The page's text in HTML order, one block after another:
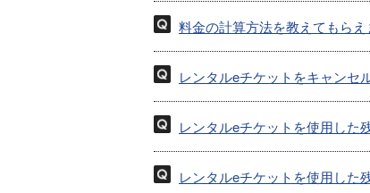
料金の計算方法を教えてもらえ
レンタルeチケットをキャンセ
レンタルeチケットを使用した
レンタルeチケットを使用した